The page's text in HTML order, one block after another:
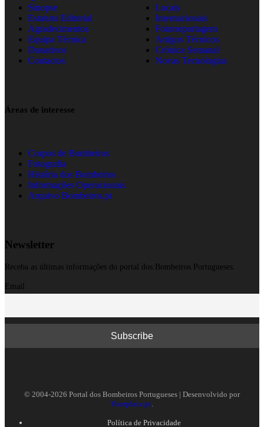
Sinopse
Estatuto Editorial
Agradecimentos
Equipa Técnica
Donativos
Contactos
Locais
Internacionais
Fotorreportagem
Artigos Técnicos
Crónica Semanal
Novas Tecnologias
Áreas de interesse
Corpos de Bombeiros
Fotografia
História dos Bombeiros
Informações Operacionais
Arquivo Bombeiros.pt
Newsletter
Receba as últimas informações do portal dos Bombeiros Portugueses.
Email
© 2004-2026 Portal dos Bombeiros Portugueses | Desenvolvido por
Yourplace.pt
Política de Privacidade